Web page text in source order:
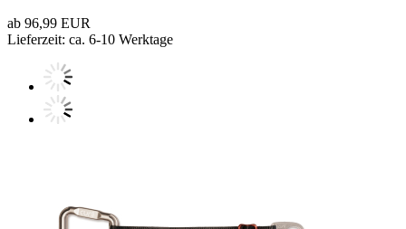
ab 96,99 EUR
Lieferzeit: ca. 6-10 Werktage